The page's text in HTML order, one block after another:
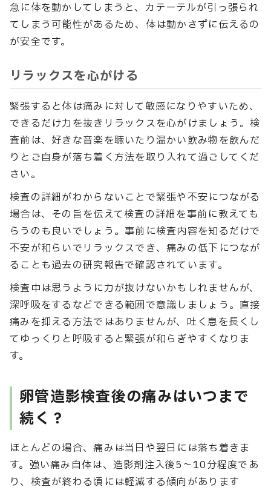
急に体を動かしてしまうと、カテーテルが引っ張られ
てしまう可能性があるため、体は動かさずに伝えるの
が安全です。
リラックスを心がける
緊張すると体は痛みに対して敏感になりやすいため、
できるだけ力を抜きリラックスを心がけましょう。検
査前は、好きな音楽を聴いたり温かい飲み物を飲んだ
りとご自身が落ち着く方法を取り入れて過ごしてくだ
さい。
検査の詳細がわからないことで緊張や不安につながる
場合は、その旨を伝えて検査の詳細を事前に教えても
らうのも良いでしょう。事前に検査内容を知るだけで
不安が和らいでリラックスでき、痛みの低下につなが
ることも過去の研究報告で確認されています。
検査中は思うように力が抜けないかもしれませんが、
深呼吸をするなどできる範囲で意識しましょう。直接
痛みを抑える方法ではありませんが、吐く息を長くし
てゆっくりと呼吸すると緊張が和らぎやすくなりま
す。
卵管造影検査後の痛みはいつまで
続く？
ほとんどの場合、痛みは当日や翌日には落ち着きま
す。強い痛み自体は、造影剤注入後5〜10分程度であ
り、検査が終わる頃には軽減する傾向があります